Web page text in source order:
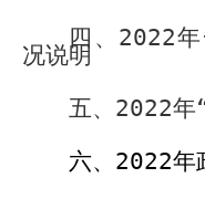
四、 2022
况说明
五、 2022年
六、 2022年